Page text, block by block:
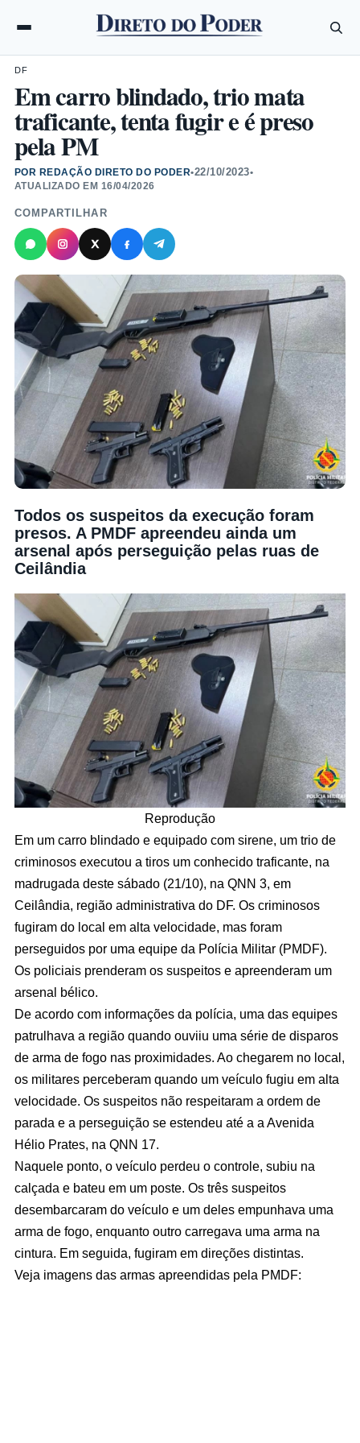
DF
Em carro blindado, trio mata
traficante, tenta fugir e é preso
pela PM
POR REDAÇÃO DIRETO DO PODER•22/10/2023•
ATUALIZADO EM 16/04/2026
COMPARTILHAR
Todos os suspeitos da execução foram
presos. A PMDF apreendeu ainda um
arsenal após perseguição pelas ruas de
Ceilândia
Reprodução
Em um carro blindado e equipado com sirene, um trio de
criminosos executou a tiros um conhecido traficante, na
madrugada deste sábado (21/10), na QNN 3, em
Ceilândia, região administrativa do DF. Os criminosos
fugiram do local em alta velocidade, mas foram
perseguidos por uma equipe da Polícia Militar (PMDF).
Os policiais prenderam os suspeitos e apreenderam um
arsenal bélico.
De acordo com informações da polícia, uma das equipes
patrulhava a região quando ouviiu uma série de disparos
de arma de fogo nas proximidades. Ao chegarem no local,
os militares perceberam quando um veículo fugiu em alta
velocidade. Os suspeitos não respeitaram a ordem de
parada e a perseguição se estendeu até a a Avenida
Hélio Prates, na QNN 17.
Naquele ponto, o veículo perdeu o controle, subiu na
calçada e bateu em um poste. Os três suspeitos
desembarcaram do veículo e um deles empunhava uma
arma de fogo, enquanto outro carregava uma arma na
cintura. Em seguida, fugiram em direções distintas.
Veja imagens das armas apreendidas pela PMDF: